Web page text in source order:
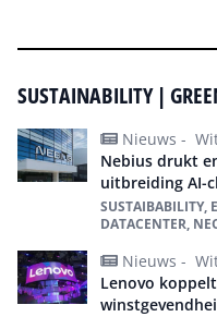
SUSTAINABILITY |
Nieuws -
Nebius drukt
uitbreiding AI-
SUSTAIBABILITY,
DATACENTER,
Nieuws -
Lenovo